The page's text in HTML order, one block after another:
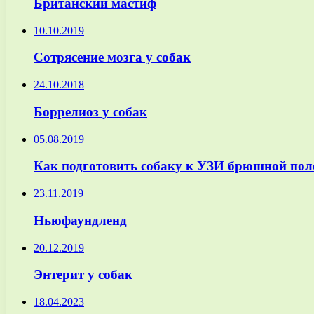
Британский мастиф
10.10.2019
Сотрясение мозга у собак
24.10.2018
Боррелиоз у собак
05.08.2019
Как подготовить собаку к УЗИ брюшной
23.11.2019
Ньюфаундленд
20.12.2019
Энтерит у собак
18.04.2023